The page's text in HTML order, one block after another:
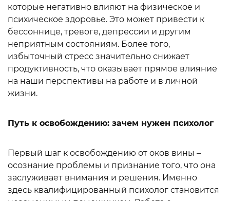
которые негативно влияют на физическое и
психическое здоровье. Это может привести к
бессоннице, тревоге, депрессии и другим
неприятным состояниям. Более того,
избыточный стресс значительно снижает
продуктивность, что оказывает прямое влияние
на наши перспективы на работе и в личной
жизни.
Путь к освобождению: зачем нужен психолог
Первый шаг к освобождению от оков вины –
осознание проблемы и признание того, что она
заслуживает внимания и решения. Именно
здесь квалифицированный психолог становится